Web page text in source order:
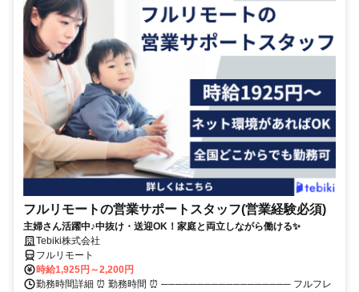
フルリモートの営業サポートスタッフ(営業経験必須)
主婦さん活躍中♪中抜け・送迎OK！家庭と両立しながら働ける✨
Tebiki株式会社
フルリモート
時給1,925円～2,200円
勤務時間詳細 ⏰ 勤務時間 ⏰ ────────────────── フルフレ